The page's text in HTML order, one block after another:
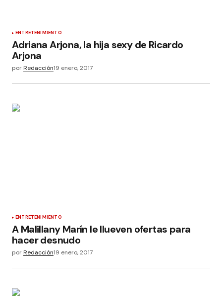
ENTRETENIMIENTO
Adriana Arjona, la hija sexy de Ricardo
Arjona
porRedacción19 enero, 2017
ENTRETENIMIENTO
A Malillany Marín le llueven ofertas para
hacer desnudo
porRedacción19 enero, 2017